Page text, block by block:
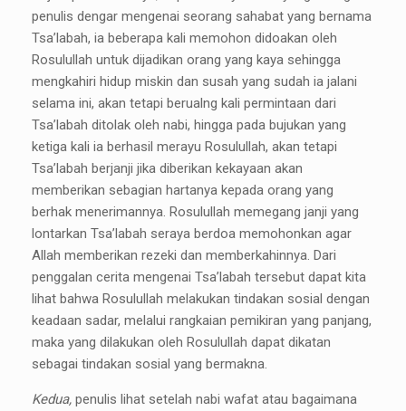
penulis dengar mengenai seorang sahabat yang bernama
Tsa’labah, ia beberapa kali memohon didoakan oleh
Rosulullah untuk dijadikan orang yang kaya sehingga
mengkahiri hidup miskin dan susah yang sudah ia jalani
selama ini, akan tetapi berualng kali permintaan dari
Tsa’labah ditolak oleh nabi, hingga pada bujukan yang
ketiga kali ia berhasil merayu Rosulullah, akan tetapi
Tsa’labah berjanji jika diberikan kekayaan akan
memberikan sebagian hartanya kepada orang yang
berhak menerimannya. Rosulullah memegang janji yang
lontarkan Tsa’labah seraya berdoa memohonkan agar
Allah memberikan rezeki dan memberkahinnya. Dari
penggalan cerita mengenai Tsa’labah tersebut dapat kita
lihat bahwa Rosulullah melakukan tindakan sosial dengan
keadaan sadar, melalui rangkaian pemikiran yang panjang,
maka yang dilakukan oleh Rosulullah dapat dikatan
sebagai tindakan sosial yang bermakna.
Kedua, penulis lihat setelah nabi wafat atau bagaimana